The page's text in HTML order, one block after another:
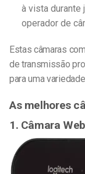
à vista
operador de
Estas câmaras
de transmissão
para uma
As melhores
1. Câmara